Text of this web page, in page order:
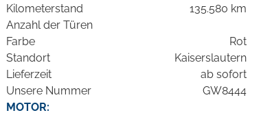
Kilometerstand
135.580 km
Anzahl der Türen
Farbe
Rot
Standort
Kaiserslautern
Lieferzeit
ab sofort
Unsere Nummer
GW8444
MOTOR: